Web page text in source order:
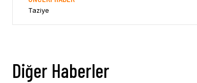
Taziye
Diğer Haberler